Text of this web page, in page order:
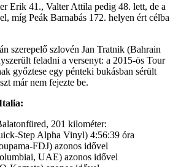
Erik 41., Valter Attila pedig 48. lett, de a
míg Peák Barnabás 172. helyen ért célba
szerepelő szlovén Jan Tratnik (Bahrain
feladni a versenyt: a 2015-ös Tour
győztese egy pénteki bukásban sérült
már nem fejezte be.
201 kilométer:
Step Alpha Vinyl) 4:56:39 óra
FDJ) azonos idővel
UAE) azonos idővel